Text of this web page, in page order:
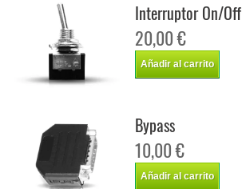
Interruptor On/Off
20,00 €
Añadir al carrito
Bypass
10,00 €
Añadir al carrito